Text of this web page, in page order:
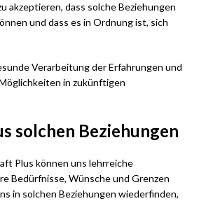
akzeptieren, dass solche Beziehungen
und dass es in Ordnung ist, sich
Verarbeitung der Erfahrungen und
in zukünftigen
solchen Beziehungen
Plus können uns lehrreiche
Bedürfnisse, Wünsche und Grenzen
in solchen Beziehungen wiederfinden,